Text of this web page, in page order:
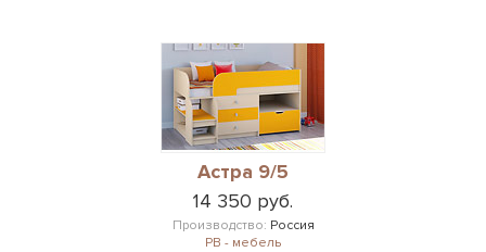
Астра 9/5
14 350 руб.
Производство: Россия
РВ - мебель